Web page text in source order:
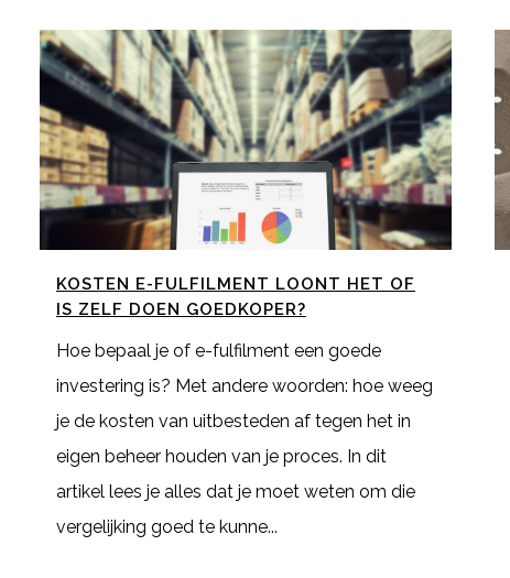
KOSTEN E-FULFILMENT LOONT HET OF
IS ZELF DOEN GOEDKOPER?
Hoe bepaal je of e-fulfilment een goede
investering is? Met andere woorden: hoe weeg
je de kosten van uitbesteden af tegen het in
eigen beheer houden van je proces. In dit
artikel lees je alles dat je moet weten om die
vergelijking goed te kunne...